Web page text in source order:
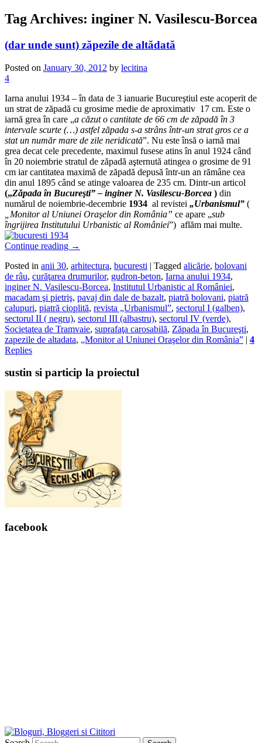
Tag Archives: inginer N. Vasilescu-Borcea
(dar unde sunt) zăpezile de altădată
Posted on January 30, 2012 by lecitina
4
Iarna anului 1934 – în data de 3 ianuarie Bucureştiul este acoperit de
un strat de zăpadă cu grosime medie de aproximativ 17 cm. Este o
iarnă grea în care „a căzut o cantitate de 66 cm de zăpadă în 3
intervale scurte (…) astfel zăpada s-a strâns într-un strat gros ce a
stat un număr mare de zile neridicată”. Nu este însă o iarnă mai
grea decat cele precedente, maximul fusese atins în anul 1924 când
în 20 noiembrie stratul de zăpadă aşternută atingea o grosime de 91
cm iar cantitatea maximă de zăpadă depusă într-un an rămâne cea
din anul 1895 când se atinge valoarea de 235 cm. Dintr-un articol
(„Zăpada în Bucureşti” – inginer N. Vasilescu-Borcea ) din
numărul de noiembrie-decembrie 1934 al revistei „Urbanismul” (
„Monitor al Uniunei Oraşelor din România” ce apare „sub
îngrijirea Institutului Urbanistic al României”) aflăm mai multe.
Continue reading →
Posted in anii 30, arhitectura, bucuresti | Tagged alicărie, bolovani
de râu, curăţarea drumurilor, gudron-beton, Iarna anului 1934,
inginer N. Vasilescu-Borcea, Institutul Urbanistic al României,
macadam şi pietriş, pavaj din dale de bazalt, piatră bolovani, piatră
calupuri, piatră cioplită, revista „Urbanismul”, sectorul I (galben),
sectorul II ( negru), sectorul III (albastru), sectorul IV (verde),
Societatea de Tramvaie, suprafaţa carosabilă, Zăpada în Bucureşti,
zapezile de altadata, „Monitor al Uniunei Oraşelor din România” | 4
Replies
sustin si particip la proiectul
facebook